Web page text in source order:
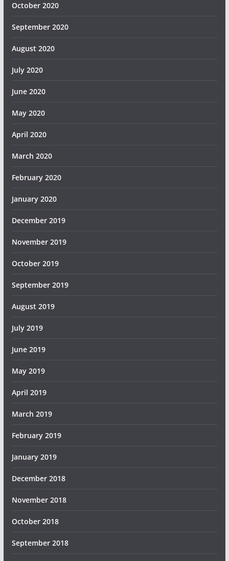
October 2020
September 2020
August 2020
July 2020
June 2020
May 2020
April 2020
March 2020
February 2020
January 2020
December 2019
November 2019
October 2019
September 2019
August 2019
July 2019
June 2019
May 2019
April 2019
March 2019
February 2019
January 2019
December 2018
November 2018
October 2018
September 2018